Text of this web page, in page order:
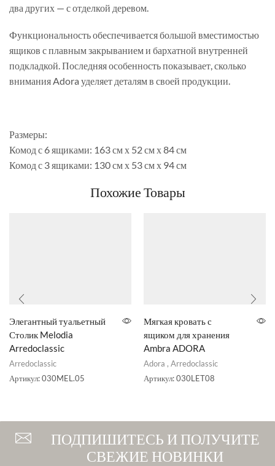
два других — с отделкой деревом.
Функциональность обеспечивается большой вместимостью
ящиков с плавным закрыванием и бархатной внутренней
подкладкой. Последняя особенность показывает, сколько
внимания Adora уделяет деталям в своей продукции.
Размеры:
Комод с 6 ящиками: 163 см х 52 см х 84 см
Комод с 3 ящиками: 130 см х 53 см х 94 см
Похожие Товары
Элегантный туальетный
Столик Melodia
Arredoclassic
Arredoclassic
Артикул:030MEL.05
Мягкая кровать с
ящиком для хранения
Ambra ADORA
Adora , Arredoclassic
Артикул:030LET08
ПОДПИШИТЕСЬ И ПОЛУЧИТЕ
СВЕЖИЕ НОВИНКИ